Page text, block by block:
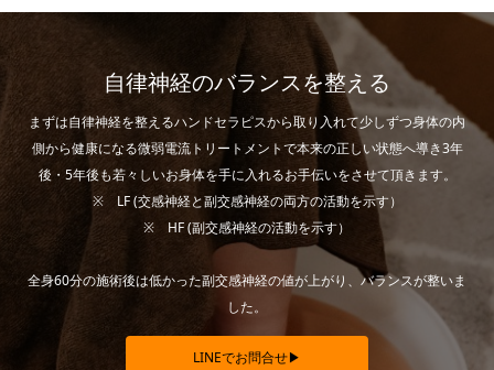
自律神経のバランスを整える
まずは自律神経を整えるハンドセラピスから取り入れて少しずつ身体の内
側から健康になる微弱電流トリートメントで本来の正しい状態へ導き3年
後・5年後も若々しいお身体を手に入れるお手伝いをさせて頂きます。
※ LF (交感神経と副交感神経の両方の活動を示す）
※ HF (副交感神経の活動を示す）
全身60分の施術後は低かった副交感神経の値が上がり、バランスが整いま
した。
LINEでお問合せ▶